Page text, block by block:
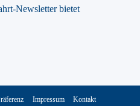
Newsletter bietet
Impressum Kontakt